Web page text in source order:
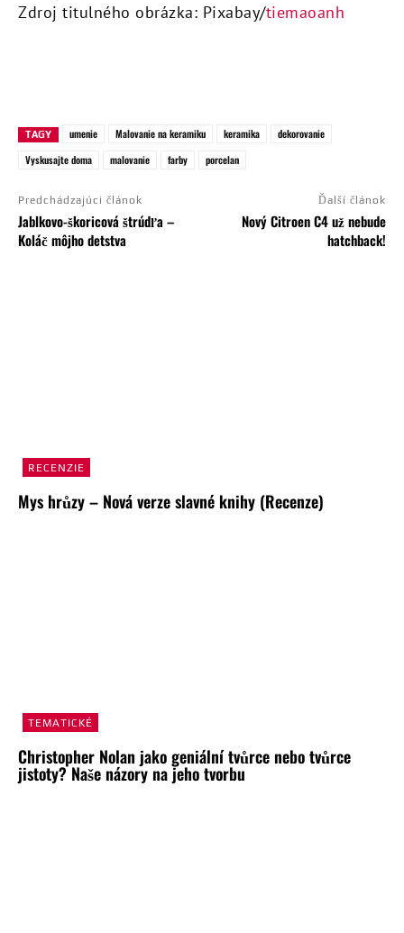
Zdroj titulného obrázka: Pixabay/tiemaoanh
TAGY umenie Malovanie na keramiku keramika
dekorovanie
Vyskusajte doma
malovanie farby porcelan
Predchádzajúci článok
Jablkovo-škoricová štrúdľa –
Koláč môjho detstva
Ďalší článok
Nový Citroen C4 už nebude
hatchback!
RECENZIE
Mys hrůzy – Nová verze slavné knihy (Recenze)
TEMATICKÉ
Christopher Nolan jako geniální tvůrce nebo tvůrce
jistoty? Naše názory na jeho tvorbu